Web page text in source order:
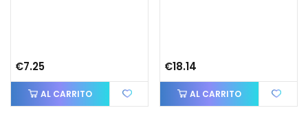
€7.25
AL CARRITO
€18.14
AL CARRITO